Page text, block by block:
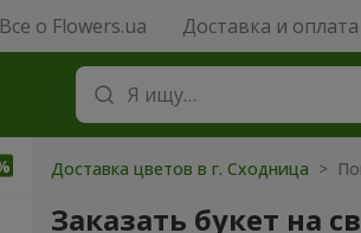
Все о Flowers.ua Доставка и оплата
Доставка цветов в г. Сходница >
Заказать букет на